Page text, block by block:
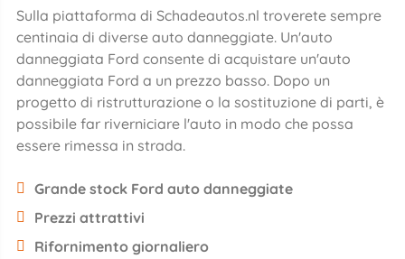
Sulla piattaforma di Schadeautos.nl troverete sempre
centinaia di diverse auto danneggiate. Un'auto
danneggiata Ford consente di acquistare un'auto
danneggiata Ford a un prezzo basso. Dopo un
progetto di ristrutturazione o la sostituzione di parti, è
possibile far riverniciare l'auto in modo che possa
essere rimessa in strada.
Grande stock Ford auto danneggiate
Prezzi attrattivi
Rifornimento giornaliero